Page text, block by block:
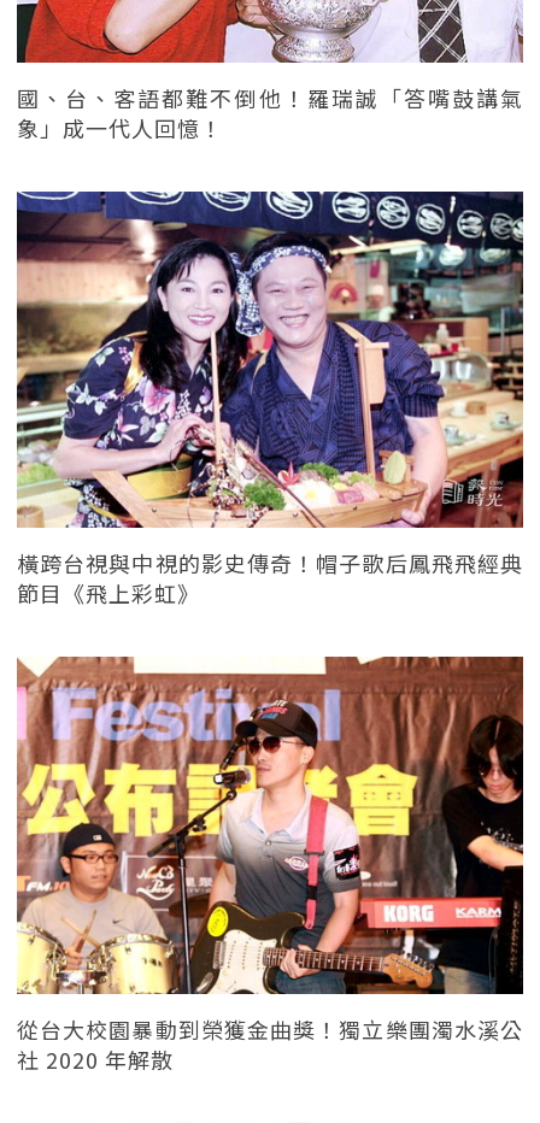
國、台、客語都難不倒他！羅瑞誠「答嘴鼓講氣
象」成一代人回憶！
橫跨台視與中視的影史傳奇！帽子歌后鳳飛飛經典
節目《飛上彩虹》
從台大校園暴動到榮獲金曲獎！獨立樂團濁水溪公
社 2020 年解散